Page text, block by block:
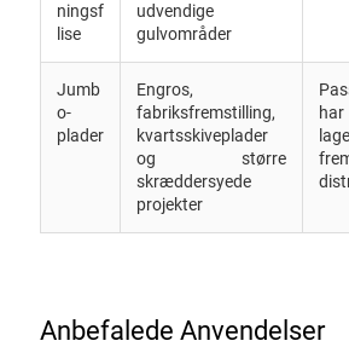
ningsf
lise
udvendige
gulvområder
Jumb
o-
plader
Engros,
fabriksfremstilling,
kvartsskiveplader
og større
skræddersyede
projekter
har
Anbefalede Anvendelser